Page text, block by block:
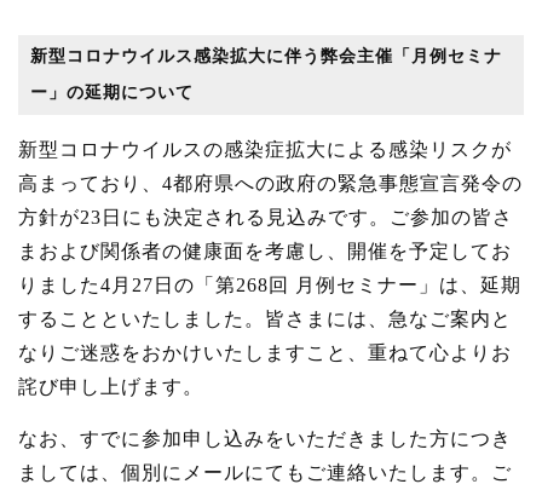
新型コロナウイルス感染拡大に伴う弊会主催「月例セミナ
ー」の延期について
新型コロナウイルスの感染症拡大による感染リスクが
高まっており、4都府県への政府の緊急事態宣言発令の
方針が23日にも決定される見込みです。ご参加の皆さ
まおよび関係者の健康面を考慮し、開催を予定してお
りました4月27日の「第268回 月例セミナー」は、延期
することといたしました。皆さまには、急なご案内と
なりご迷惑をおかけいたしますこと、重ねて心よりお
詫び申し上げます。
なお、すでに参加申し込みをいただきました方につき
ましては、個別にメールにてもご連絡いたします。ご